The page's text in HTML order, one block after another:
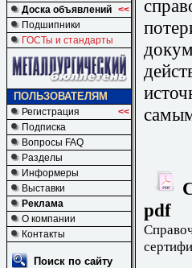
Доска объявлений <<
Подшипники
ГОСТы и стандарты
ПОЛЬЗОВАТЕЛЯМ
Регистрация
<<
Подписка
Вопросы FAQ
Разделы
Информеры
Выставки
Реклама
О компании
Контакты
Поиск по сайту
pdf